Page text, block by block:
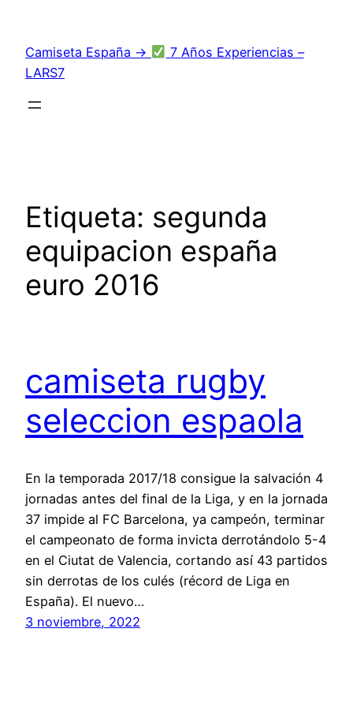
contenido
Camiseta España →
7 Años Experiencias –
LARS7
Etiqueta: segunda
equipacion españa
euro 2016
camiseta rugby
seleccion espaola
En la temporada 2017/18 consigue la salvación 4
jornadas antes del final de la Liga, y en la jornada
37 impide al FC Barcelona, ya campeón, terminar
el campeonato de forma invicta derrotándolo 5-4
en el Ciutat de Valencia, cortando así 43 partidos
sin derrotas de los culés (récord de Liga en
España). El nuevo…
3 noviembre, 2022